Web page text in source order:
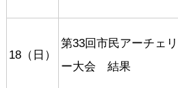
18（日）
第33回市民アーチェリ
ー大会 結果